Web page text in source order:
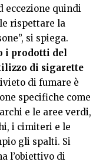
eccezione quindi
rispettare la
si spiega.
i prodotti del
di sigarette
di fumare è
specifiche come
e le aree verdi,
i cimiteri e le
gli spalti. Si
l’obiettivo di